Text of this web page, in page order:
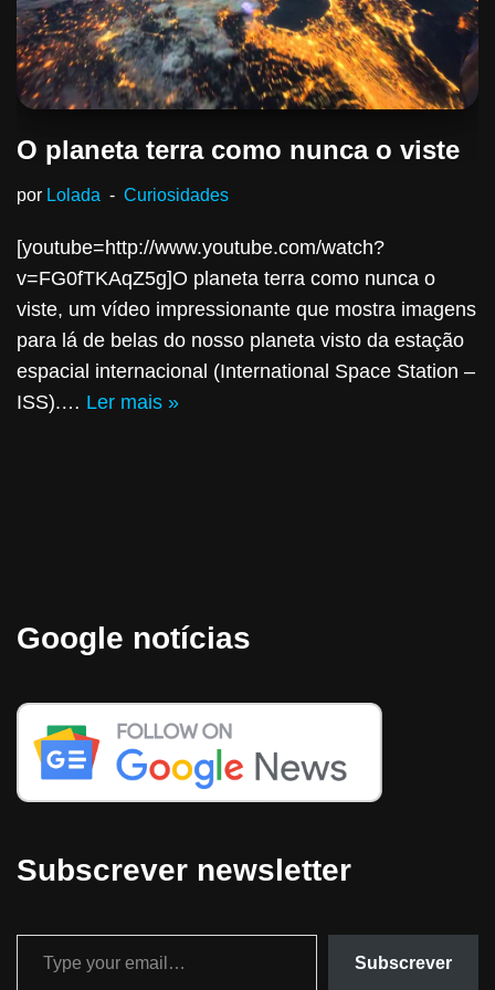
O planeta terra como nunca o viste
por Lolada Curiosidades
[youtube=http://www.youtube.com/watch?
v=FG0fTKAqZ5g]O planeta terra como nunca o
viste, um vídeo impressionante que mostra imagens
para lá de belas do nosso planeta visto da estação
espacial internacional (International Space Station –
ISS).… Ler mais »
Google notícias
Subscrever newsletter
Subscrever